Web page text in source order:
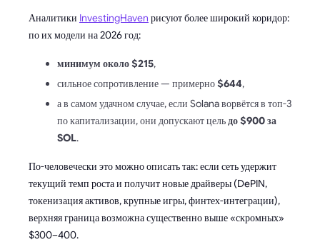
Аналитики InvestingHaven рисуют более широкий коридор:
по их модели на 2026 год:
минимум около $215,
сильное сопротивление — примерно$644,
а в самом удачном случае, если Solana ворвётся в топ-3
по капитализации, они допускают цельдо $900 за
SOL.
По-человечески это можно описать так: если сеть удержит
текущий темп роста и получит новые драйверы (DePIN,
токенизация активов, крупные игры, финтех-интеграции),
верхняя граница возможна существенно выше «скромных»
$300–400.